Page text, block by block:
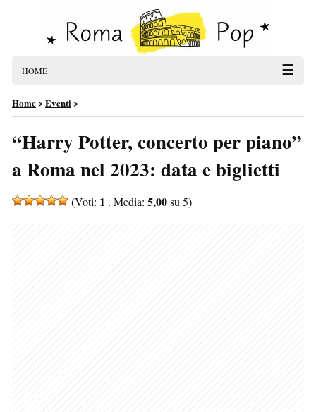
HOME ☰
Home>Eventi>
“Harry Potter, concerto per piano”
a Roma nel 2023: data e biglietti
(Voti: 1 . Media: 5,00su 5)